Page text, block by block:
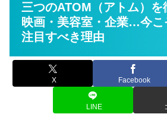
三つのATOM（アトム）を
映画・美容室・企業…今こ
注目すべき理由
X Facebook
LINE